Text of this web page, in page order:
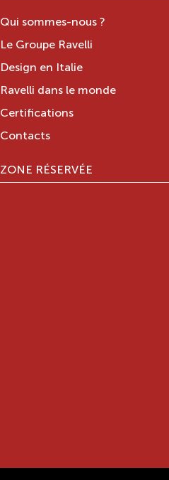
Qui sommes-nous ?
Le Groupe Ravelli
Design en Italie
Ravelli dans le monde
Certifications
Contacts
ZONE RÉSERVÉE